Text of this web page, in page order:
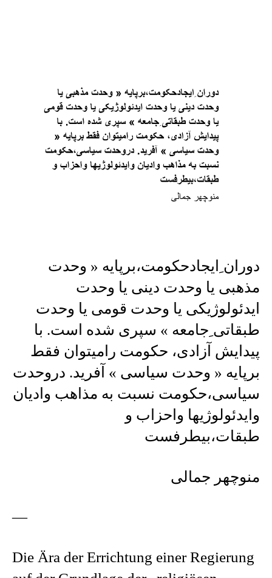
دوران ِایجادحکومت،برپایه « وحدت
مذهبی یا وحدت دینی یا وحدت
ایدئولوژیکی یا وحدت قومی یا وحدت
طبقاتی ِجامعه » سپری شده است. با
پیدایش آزادی، حکومت رامیتوان فقط
برپایه « وحدت سیاسی » آفرید. دروحدت
سیاسی،حکومت نسبت به مذاهب وادیان
وایدئولوژیها واحزاب و
طبقات،بیطرفست
منوچهر جمالی
—
Die Ära der Errichtung einer Regierung